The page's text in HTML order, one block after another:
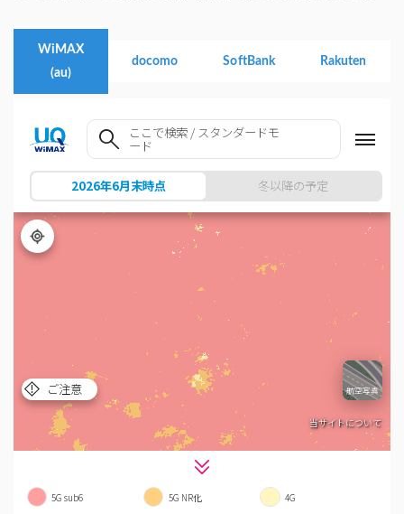
WiMAX
(au)
docomo SoftBank Rakuten